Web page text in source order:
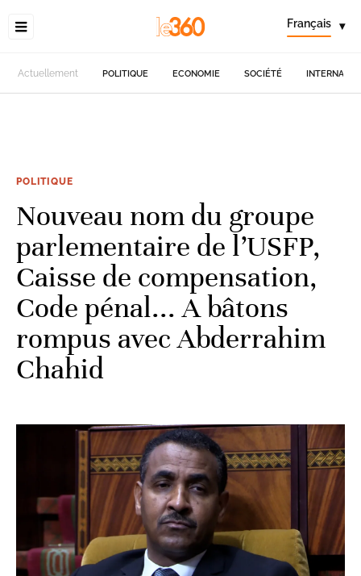
Français ▾
Actuellement POLITIQUE ECONOMIE SOCIÉTÉ
POLITIQUE
Nouveau nom du groupe
parlementaire de l’USFP,
Caisse de compensation,
Code pénal... A bâtons
rompus avec Abderrahim
Chahid